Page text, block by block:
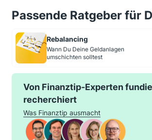
Passende Ratgeber für
Rebalancing
Wann Du Deine Geldanlagen
umschichten solltest
Von Finanztip-Experten
recherchiert
Was Finanztip ausmacht